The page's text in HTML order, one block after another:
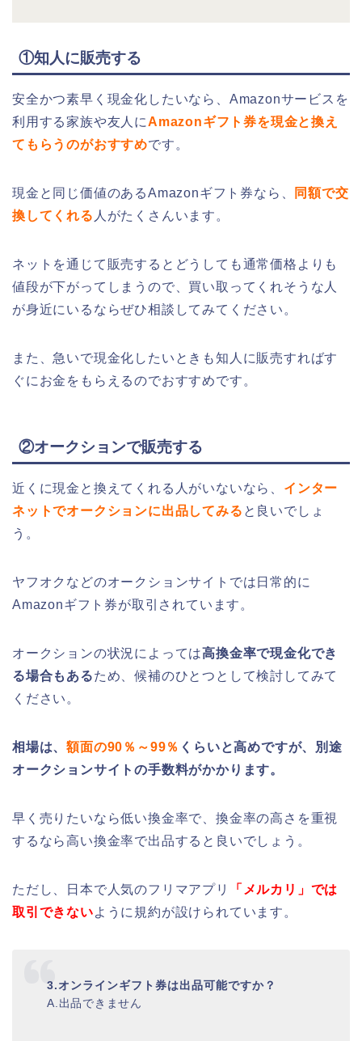
①知人に販売する
安全かつ素早く現金化したいなら、Amazonサービスを
利用する家族や友人にAmazonギフト券を現金と換え
てもらうのがおすすめです。
現金と同じ価値のあるAmazonギフト券なら、
同額で交
換してくれる 人がたくさんいます。
ネットを通じて販売するとどうしても通常価格よりも
値段が下がってしまうので、買い取ってくれそうな人
が身近にいるならぜひ相談してみてください。
また、急いで現金化したいときも知人に販売すればす
ぐにお金をもらえるのでおすすめです。
②オークションで販売する
近くに現金と換えてくれる人がいないなら、 インター
ネットでオークションに出品してみる と良いでしょ
う。
ヤフオクなどのオークションサイトでは日常的に
Amazonギフト券が取引されています。
オークションの状況によっては高換金率で現金化でき
る場合もあるため、候補のひとつとして検討してみて
ください。
相場は、額面の90％～99％ くらいと高めですが、別途
オークションサイトの手数料がかかります。
早く売りたいなら低い換金率で、換金率の高さを重視
するなら高い換金率で出品すると良いでしょう。
ただし、日本で人気のフリマアプリ
「メルカリ」では
取引できないように規約が設けられています。
3.オンラインギフト券は出品可能ですか？
A.出品できません